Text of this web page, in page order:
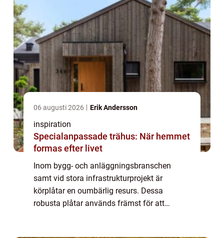
06 augusti 2026 Erik Andersson
inspiration
Specialanpassade trähus: När hemmet
formas efter livet
Inom bygg- och anläggningsbranschen
samt vid stora infrastrukturprojekt är
körplåtar en oumbärlig resurs. Dessa
robusta plåtar används främst för att